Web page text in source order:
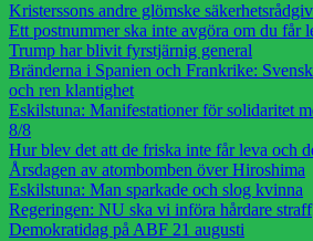
Kristerssons andre glömske
Ett postnummer ska inte avgöra om du får
Trump har blivit fyrstjärnig general
Bränderna i Spanien och Frankrike:
och ren klantighet
Eskilstuna: Manifestationer för solidaritet
8/8
Hur blev det att de friska inte får leva och
Årsdagen av atombomben över Hiroshima
Eskilstuna: Man sparkade och slog kvinna
Regeringen: NU ska vi införa hårdare straff
Demokratidag på ABF 21 augusti